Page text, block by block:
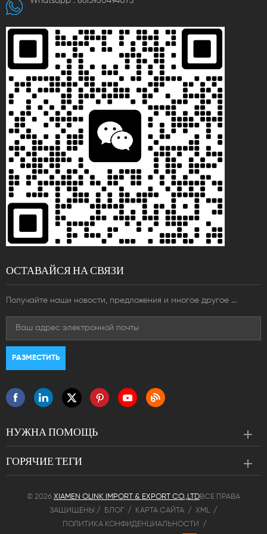
ОСТАВАЙСЯ НА СВЯЗИ
Получайте наши новости, предложения и многое другое ...
НУЖНА ПОМОЩЬ
ГОРЯЧИЕ ТЕГИ
© 2026 XIAMEN OLINK IMPORT & EXPORT CO.,LTDВСЕ ПРАВА
ЗАЩИЩЕНЫ /
БЛОГ / КАРТА САЙТА / XML /
ПОЛИТИКА КОНФИДЕНЦИАЛЬНОСТИ
/